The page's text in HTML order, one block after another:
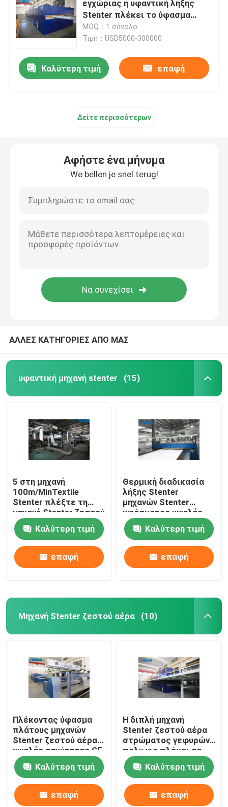
εγχώριας η υφαντική λήξης
Stenter πλέκει το ύφασμα
στρεβλώσεων
MOQ：1 σύνολο
Τιμή：USD5000-300000
Καλύτερη τιμή επαφή
Δείτε περισσότερων
Αφήστε ένα μήνυμα
We bellen je snel terug!
ΑΛΛΕΣ ΚΑΤΗΓΟΡΙΕΣ ΑΠΟ ΜΑΣ
υφαντική μηχανή stenter (15)
5 στη μηχανή
100m/MinTextile
Stenter πλέξτε τη
μηχανή Stenter ζεστού
αέρα ατμού τύπων
Καλύτερη τιμή
επαφή
Θερμική διαδικασία
λήξης Stenter
μηχανών Stenter
υφάσματος υψηλής
ταχύτητας
πετρελαίου
πολυεστέρα
Καλύτερη τιμή
επαφή
Μηχανή Stenter ζεστού αέρα (10)
Πλέκοντας ύφασμα
πλάτους μηχανών
Stenter ζεστού αέρα
υψηλής ταχύτητας CE
που τελειώνει
2400mmΚαλύτερη τιμή
επαφή
Η διπλή μηχανή
Stenter ζεστού αέρα
στρώματος γεφυρών
πολυ για πλέκει τα
υφαμένα υφάσματα
Καλύτερη τιμή
επαφή